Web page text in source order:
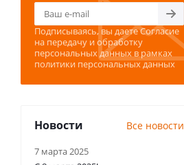
Подписываясь, вы даетеСогласие
на передачу и обработку
персональных данных в рамках
политики персональных данных
Новости Все новости
7 марта 2025